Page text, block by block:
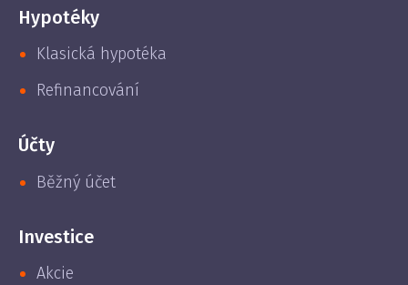
Hypotéky
Klasická hypotéka
Refinancování
Účty
Běžný účet
Investice
Akcie